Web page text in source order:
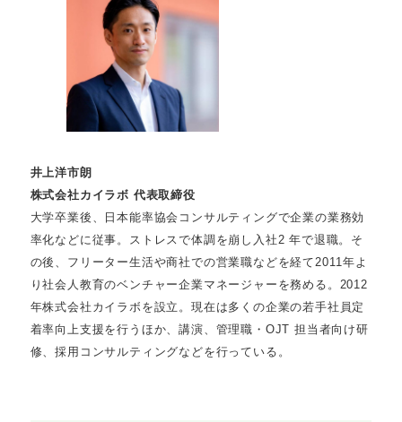
井上洋市朗
株式会社カイラボ 代表取締役
大学卒業後、日本能率協会コンサルティングで企業の業務効
率化などに従事。ストレスで体調を崩し入社2 年で退職。そ
の後、フリーター生活や商社での営業職などを経て2011年よ
り社会人教育のベンチャー企業マネージャーを務める。2012
年株式会社カイラボを設立。現在は多くの企業の若手社員定
着率向上支援を行うほか、講演、管理職・OJT 担当者向け研
修、採用コンサルティングなどを行っている。